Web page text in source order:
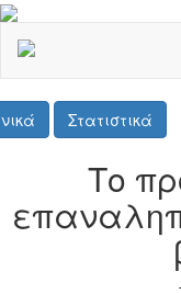
Στατιστικά
Το